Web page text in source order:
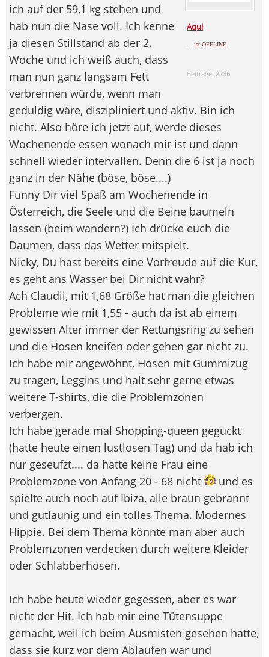
Aqui
... ist OFFLINE
Beiträge: 2236
ich auf der 59,1 kg stehen und
hab nun die Nase voll. Ich kenne
ja diesen Stillstand ab der 2.
Woche und ich weiß auch, dass
man nun ganz langsam Fett
verbrennen würde, wenn man
geduldig wäre, diszipliniert und aktiv. Bin ich
nicht. Also höre ich jetzt auf, werde dieses
Wochenende essen wonach mir ist und dann
schnell wieder intervallen. Denn die 6 ist ja noch
ganz in der Nähe (böse, böse....)
Funny Dir viel Spaß am Wochenende in
Österreich, die Seele und die Beine baumeln
lassen (beim wandern?) Ich drücke euch die
Daumen, dass das Wetter mitspielt.
Nicky, Du hast bereits eine Vorfreude auf die Kur,
es geht ans Wasser bei Dir nicht wahr?
Ach Claudii, mit 1,68 Größe hat man die gleichen
Probleme wie mit 1,55 - auch da ist ab einem
gewissen Alter immer der Rettungsring zu sehen
und die Hosen kneifen oder gehen gar nicht zu.
Ich habe mir angewöhnt, Hosen mit Gummizug
zu tragen, Leggins und halt sehr gerne etwas
weitere T-shirts, die die Problemzonen
verbergen.
Ich habe gerade mal Shopping-queen geguckt
(hatte heute einen lustlosen Tag) und da hab ich
nur geseufzt.... da hatte keine Frau eine
Problemzone von Anfang 20 - 68 nicht
und es
spielte auch noch auf Ibiza, alle braun gebrannt
und gutlaunig und ein tolles Thema. Modernes
Hippie. Bei dem Thema könnte man aber auch
Problemzonen verdecken durch weitere Kleider
oder Schlabberhosen.
Ich habe heute wieder gegessen, aber es war
nicht der Hit. Ich hab mir eine Tütensuppe
gemacht, weil ich beim Ausmisten gesehen hatte,
dass sie kurz vor dem Ablaufen war und